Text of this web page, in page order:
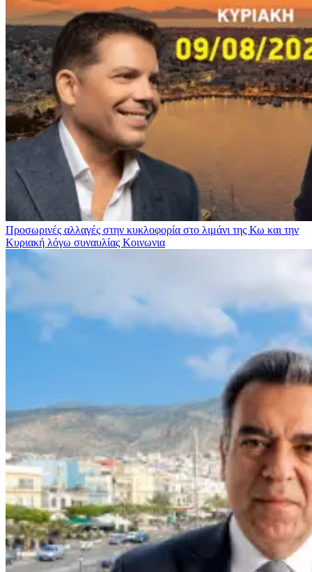
Προσωρινές αλλαγές στην κυκλοφορία στο λιμάνι της Κω και την
Κυριακή λόγω συναυλίας Κοινωνια